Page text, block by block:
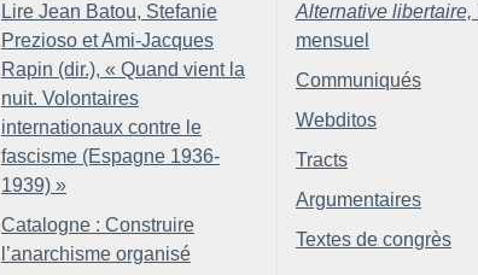
Lire Jean Batou, Stefanie
Prezioso et Ami-Jacques
Rapin (dir.), « Quand vient la
nuit. Volontaires
internationaux contre le
fascisme (Espagne 1936-
1939) »
Catalogne : Construire
l’anarchisme organisé
Alternative libertaire,
mensuel
Communiqués
Webditos
Tracts
Argumentaires
Textes de congrès